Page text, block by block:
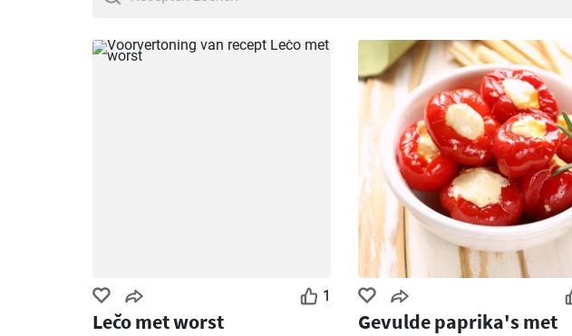
1
Lečo met worst
Gevulde paprika's met